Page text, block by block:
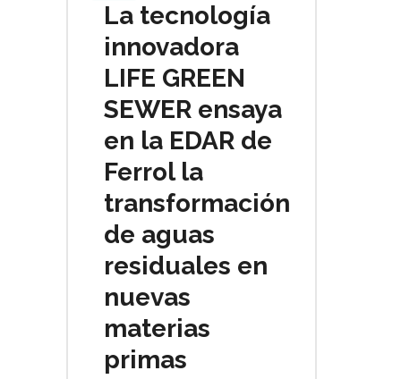
La tecnología
innovadora
LIFE GREEN
SEWER ensaya
en la EDAR de
Ferrol la
transformación
de aguas
residuales en
nuevas
materias
primas